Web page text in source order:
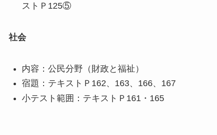
ストＰ125⑤
社会
内容：公民分野（財政と福祉）
宿題：テキストＰ162、163、166、167
小テスト範囲：テキストＰ161・165